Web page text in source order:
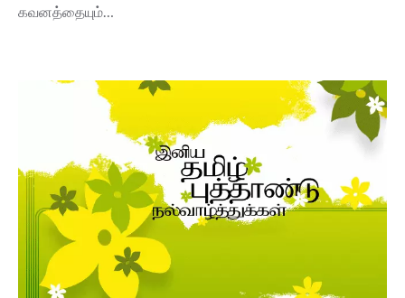
கவனத்தையும்…